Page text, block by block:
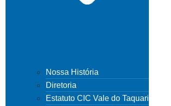
Nossa História
Diretoria
Estatuto CIC Vale do Taquari